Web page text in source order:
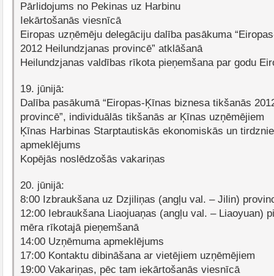
Pārlidojums no Pekinas uz Harbinu
Iekārtošanās viesnīcā
Eiropas uzņēmēju delegāciju dalība pasākuma
2012 Heilundzjanas provincē” atklāšanā
Heilundzjanas valdības rīkota pieņemšana par godu
19. jūnijā:
Dalība pasākumā “Eiropas-Ķīnas biznesa tikšanās
provincē”, individuālās tikšanās ar Ķīnas uzņēmējiem
Ķīnas Harbinas Starptautiskās ekonomiskās un
apmeklējums
Kopējās noslēdzošās vakariņas
20. jūnijā:
8:00 Izbraukšana uz Dzjiliņas (angļu val. – Jilin)
12:00 Iebraukšana Liaojuaņas (angļu val. – Liaoyuan)
mēra rīkotajā pieņemšanā
14:00 Uzņēmuma apmeklējums
17:00 Kontaktu dibināšana ar vietējiem uzņēmējiem
19:00 Vakariņas, pēc tam iekārtošanās viesnīcā